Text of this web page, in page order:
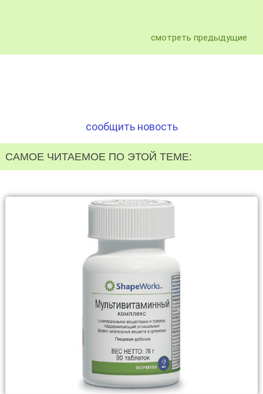
смотреть предыдущие
сообщить новость
САМОЕ ЧИТАЕМОЕ ПО ЭТОЙ ТЕМЕ: